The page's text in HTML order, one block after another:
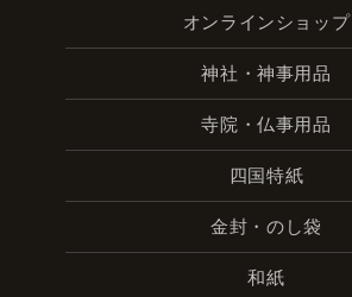
オンラインショップ
神社・神事用品
寺院・仏事用品
四国特紙
金封・のし袋
和紙